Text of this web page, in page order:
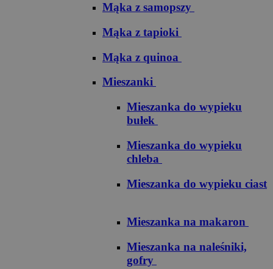
Mąka z samopszy
Mąka z tapioki
Mąka z quinoa
Mieszanki
Mieszanka do wypieku
bułek
Mieszanka do wypieku
chleba
Mieszanka do wypieku ciast
Mieszanka na makaron
Mieszanka na naleśniki,
gofry